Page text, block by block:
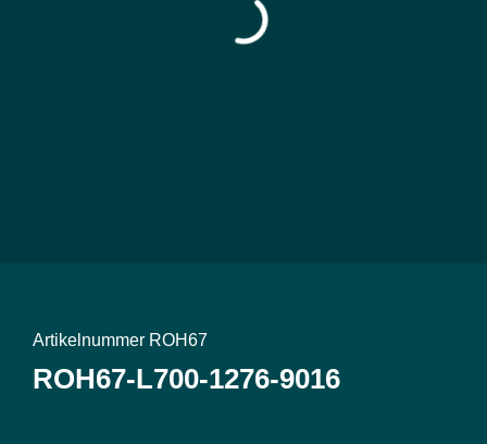
Artikelnummer ROH67
ROH67-L700-1276-9016